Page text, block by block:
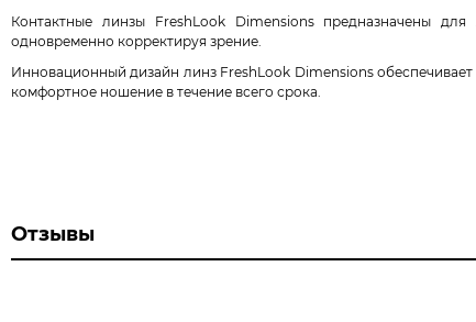
Контактные линзы FreshLook Dimensions предназначены
одновременно корректируя зрение.
Инновационный дизайн линз FreshLook Dimensions
комфортное ношение в течение всего срока.
Отзывы